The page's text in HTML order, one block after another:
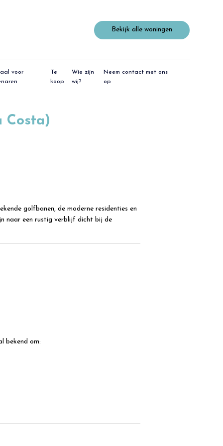
Bekijk alle woningen
voor
Te
koop
Wie zijn
wij?
Neem contact met ons
op
Costa)
golfbanen, de moderne residenties en
naar een rustig verblijf dicht bij de
bekend om: